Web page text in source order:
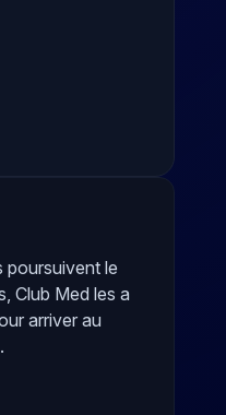
poursuivent le
Club Med les a
arriver au